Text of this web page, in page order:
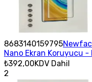
8683140159795
Nano Ekran Koruyucu -
₺392,00KDV Dahil
2